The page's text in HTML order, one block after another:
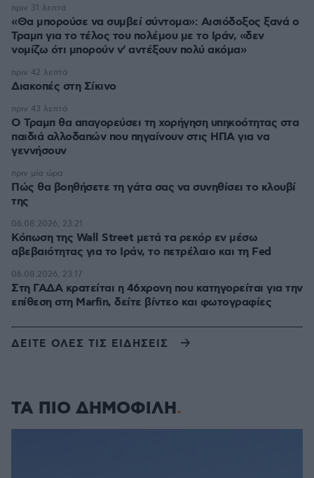
«Θα μπορούσε να συμβεί σύντομα»: Αισιόδοξος ξανά ο
Τραμπ για το τέλος του πολέμου με το Ιράν, «δεν
νομίζω ότι μπορούν ν' αντέξουν πολύ ακόμα»
πριν 31 λεπτά
Διακοπές στη Σίκινο
πριν 42 λεπτά
Ο Τραμπ θα απαγορεύσει τη χορήγηση υπηκοότητας στα
παιδιά αλλοδαπών που πηγαίνουν στις ΗΠΑ για να
γεννήσουν
πριν 43 λεπτά
Πώς θα βοηθήσετε τη γάτα σας να συνηθίσει το κλουβί
της
πριν μία ώρα
Κόπωση της Wall Street μετά τα ρεκόρ εν μέσω
αβεβαιότητας για το Ιράν, το πετρέλαιο και τη Fed
06.08.2026, 23:21
Στη ΓΑΔΑ κρατείται η 46χρονη που κατηγορείται για την
επίθεση στη Marfin, δείτε βίντεο και φωτογραφίες
06.08.2026, 23:17
ΔΕΙΤΕ ΟΛΕΣ ΤΙΣ ΕΙΔΗΣΕΙΣ
ΤΑ ΠΙΟ ΔΗΜΟΦΙΛΗ